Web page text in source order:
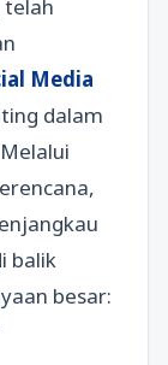
telah
Media
dalam
balik
besar: